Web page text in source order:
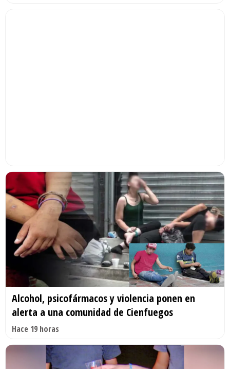
Alcohol, psicofármacos y violencia ponen en
alerta a una comunidad de Cienfuegos
Hace 19 horas